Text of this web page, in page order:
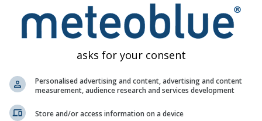
ჩამოტვირთვა
უზრუნველყოფს წარსული ამინდის სიმულაციებზე
შეგიძლიათ ნახოთ გუშინდელი ამინდის
ამინდის არქივის დიაგრამები დაყოფილია 3 გრაფიკად:
asks for your consent
Personalised advertising and content, advertising and content
measurement, audience research and services development
Store and/or access information on a device